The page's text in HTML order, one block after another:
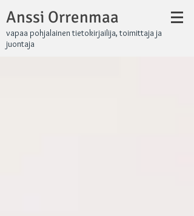
Anssi Orrenmaa
vapaa pohjalainen tietokirjailija, toimittaja ja
juontaja